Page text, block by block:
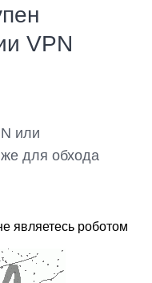
VPN
или
для обхода
являетесь роботом